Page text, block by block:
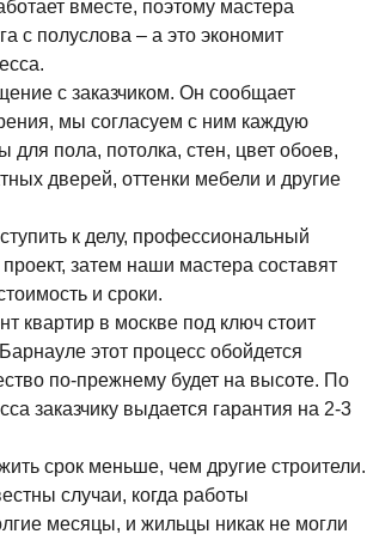
вместе, поэтому мастера
с полуслова – а это экономит
с заказчиком. Он сообщает
мы согласуем с ним каждую
для пола, потолка, стен, цвет обоев,
дверей, оттенки мебели и другие
к делу, профессиональный
затем наши мастера составят
и сроки.
квартир в москве под ключ стоит
этот процесс обойдется
по-прежнему будет на высоте. По
заказчику выдается гарантия на 2-3
срок меньше, чем другие строители.
случаи, когда работы
месяцы, и жильцы никак не могли